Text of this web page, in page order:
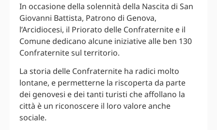
In occasione della solennità della Nascita di San
Giovanni Battista, Patrono di Genova,
l’Arcidiocesi, il Priorato delle Confraternite e il
Comune dedicano alcune iniziative alle ben 130
Confraternite sul territorio.
La storia delle Confraternite ha radici molto
lontane, e permetterne la riscoperta da parte
dei genovesi e dei tanti turisti che affollano la
città è un riconoscere il loro valore anche
sociale.